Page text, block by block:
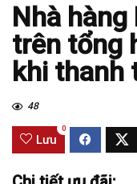
Nhà hàng
trên tổng
khi thanh
48
Lưu
0